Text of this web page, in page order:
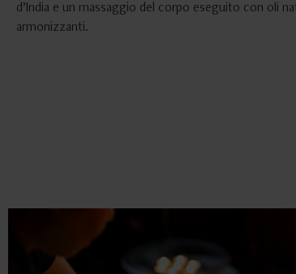
d’India e un massaggio del corpo eseguito con oli
armonizzanti.